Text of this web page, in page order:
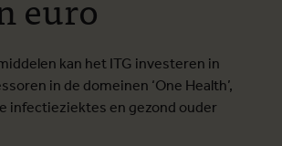
kan het ITG investeren in
in de domeinen ‘One Health’,
infectieziektes en gezond ouder